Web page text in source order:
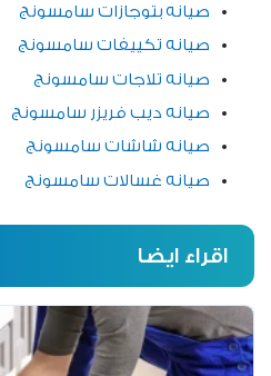
صيانه بتوجازات سامسونج
صيانه تكييفات سامسونج
صيانه تلاجات سامسونج
صيانه ديب فريزر سامسونج
صيانه شاشات سامسونج
صيانه غسالات سامسونج
اقراء ايضا